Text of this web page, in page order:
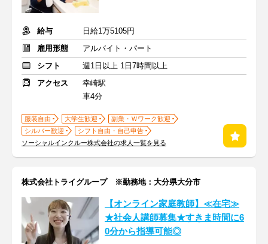
給与
日給1万5105円
雇用形態
アルバイト・パート
シフト
週1日以上 1日7時間以上
アクセス
幸崎駅
車4分
服装自由 大学生歓迎
副業・Ｗワーク歓迎
シルバー歓迎
シフト自由・自己申告
ソーシャルインクルー株式会社の求人一覧を見る
株式会社トライグループ ※勤務地：大分県大分市
【オンライン家庭教師】≪在宅≫
★社会人講師募集★すきま時間に6
0分から指導可能◎